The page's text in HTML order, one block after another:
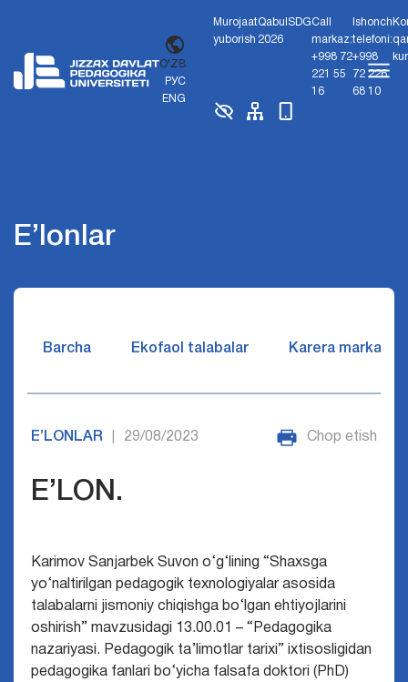
O'ZB
РУС
ENG
Murojaat
yuborish
Qabul
2026
SDGCall
markaz:
+998 72
221 55
16
Ishonch
telefoni:
+998
72 226
68 10
E’lonlar
Barcha Ekofaol talabalar Karera markazi
E’LONLAR 29/08/2023 Chop etish
E’LON.
Karimov Sanjarbek Suvon o‘g‘lining “Shaxsga
yo‘naltirilgan pedagogik texnologiyalar asosida
talabalarni jismoniy chiqishga bo‘lgan ehtiyojlarini
oshirish” mavzusidagi
13.00.01 – “Pedagogika
nazariyasi. Pedagogik ta’limotlar tarixi” ixtisosligidan
pedagogika fanlari bo‘yicha falsafa doktori (PhD)